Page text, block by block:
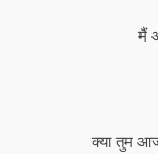
मैं
क्या तुम आज